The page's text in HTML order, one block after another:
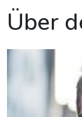
Über